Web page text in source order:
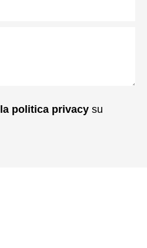
la politica privacy su